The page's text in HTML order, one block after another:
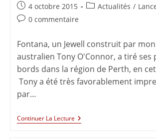
4 octobre 2015 Actualités /
0 commentaire
Fontana, un Jewell construit par
australien Tony O'Connor, a tiré ses
bords dans la région de Perth, en
Tony a été très favorablement
par…
Continuer La Lecture